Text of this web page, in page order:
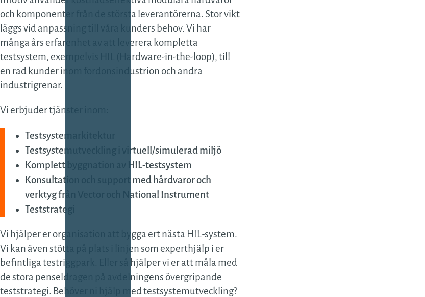
och komponenter från de största leverantörerna. Stor vikt
läggs vid anpassning till våra kunders behov. Vi har
många års erfarenhet av att leverera kompletta
testsystem, exempelvis HIL (Hardware-in-the-loop), till
en rad kunder inom fordonsindustrion och andra
industrigrenar.
Vi erbjuder tjänster inom:
Testsystemarkitektur
Testsystemutveckling i virtuell/simulerad miljö
Komplett byggnation av HIL-testsystem
Konsultation och support med hårdvaror och
verktyg från Vector och National Instrument
Teststrategi
Vi hjälper er organisation att bygga ert nästa HIL-system.
Vi kan även stötta på plats i linjen som experthjälp i er
befintliga testriggpark. Eller så hjälper vi er att måla med
de stora penseldragen på avdelningens övergripande
teststrategi. Behöver ni hjälp med testsystemutveckling?